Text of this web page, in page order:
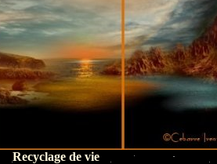
Recyclage de vie